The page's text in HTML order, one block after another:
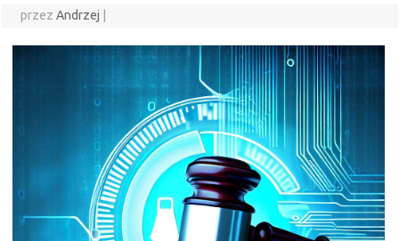
przez Andrzej